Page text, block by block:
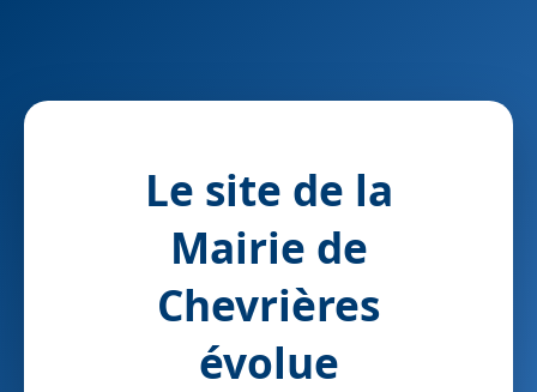
Le site de la
Mairie de
Chevrières
évolue